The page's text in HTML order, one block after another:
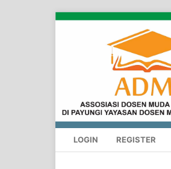
LOGIN REGISTER